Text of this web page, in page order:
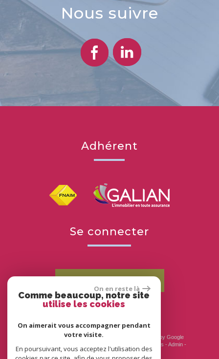
nous suivre
adhérent
se connecter
© 2026 | Tous droits réservés | Traduction powered by Google
Liens - Admin-
Politique RGPD
On en reste là
Comme beaucoup, notre site
utilise les cookies
On aimerait vous accompagner pendant
votre visite.
En poursuivant, vous acceptez l'utilisation des